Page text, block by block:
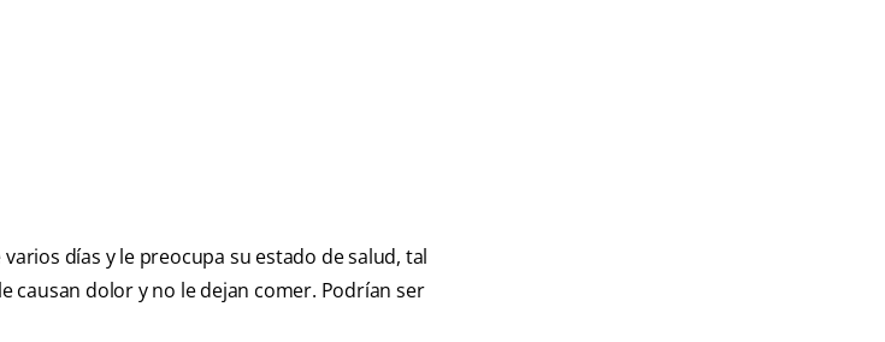
días y le preocupa su estado de salud, tal
causan dolor y no le dejan comer. Podrían ser